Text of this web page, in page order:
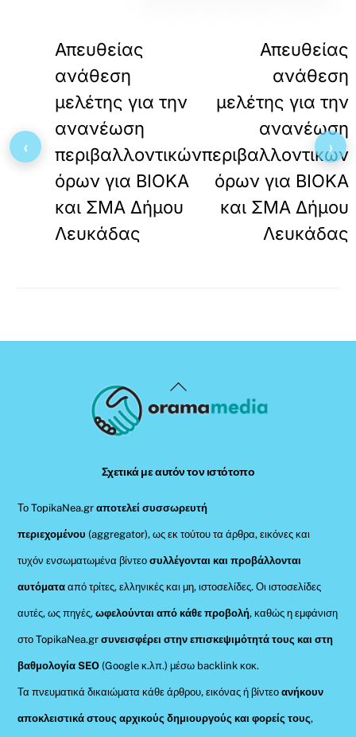
Απευθείας
ανάθεση
μελέτης για την
ανανέωση
περιβαλλοντικών
όρων για ΒΙΟΚΑ
και ΣΜΑ Δήμου
Λευκάδας
Απευθείας
ανάθεση
μελέτης για την
ανανέωση
περιβαλλοντικών
όρων για ΒΙΟΚΑ
και ΣΜΑ Δήμου
Λευκάδας
Back
To
Σχετικά με αυτόν τον ιστότοπο
Το TopikaNea.grαποτελεί συσσωρευτή
περιεχομένου (aggregator), ως εκ τούτου τα άρθρα, εικόνες και
τυχόν ενσωματωμένα βίντεοσυλλέγονται και προβάλλονται
αυτόματααπό τρίτες, ελληνικές και μη, ιστοσελίδες. Οι ιστοσελίδες
αυτές, ως πηγές,ωφελούνται από κάθε προβολή, καθώς η εμφάνιση
στο TopikaNea.gr συνεισφέρει στην επισκεψιμότητά τους και στη
βαθμολογία SEO (Google κ.λπ.) μέσω backlink κοκ.
Τα πνευματικά δικαιώματα κάθε άρθρου, εικόνας ή βίντεοανήκουν
αποκλειστικά στους αρχικούς δημιουργούς και φορείς τους,
‹ ›